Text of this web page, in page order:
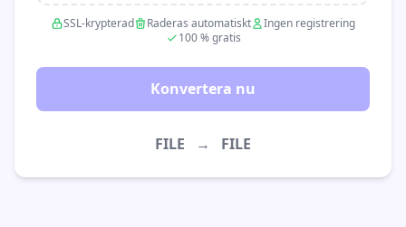
SSL-krypterad Raderas automatiskt
Ingen registrering
100 % gratis
Konvertera nu
FILE → FILE